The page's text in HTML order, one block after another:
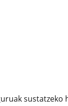
sustatzeko